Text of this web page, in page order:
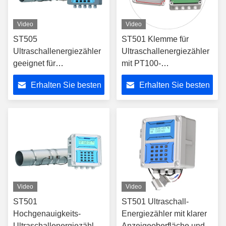
Video
ST505
Ultraschallenergiezähler
geeignet für
Gebäudeanwendungen
Krankenhäuser Museen
Schulen und U-Bahnen
Erhalten Sie besten
Video
ST501 Klemme für
Ultraschallenergiezähler
mit PT100-
Temperatursensor für
präzise
Wärmeenergiemessungen
Erhalten Sie besten
Video
ST501
Hochgenauigkeits-
Video
ST501 Ultraschall-
Energiezähler mit klarer